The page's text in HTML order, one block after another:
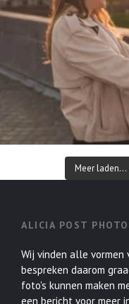
Meer laden...
ALICIA POST
Wij vinden alle
bespreken daarom
foto's kunnen maken
een bericht voor meer